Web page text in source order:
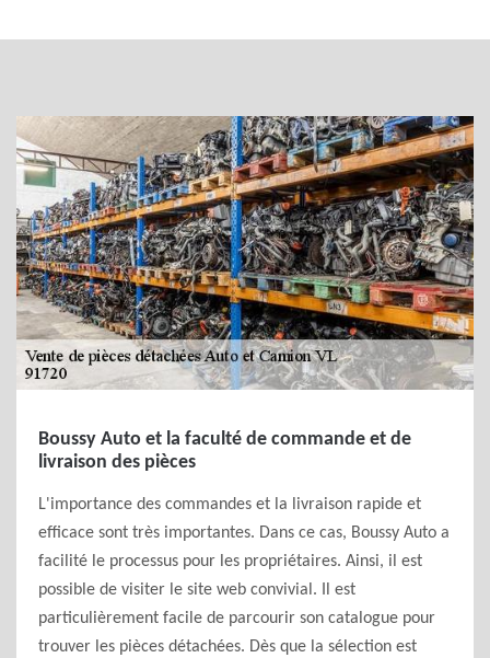
Boussy Auto et la faculté de commande et de
livraison des pièces
L'importance des commandes et la livraison rapide et
efficace sont très importantes. Dans ce cas, Boussy Auto a
facilité le processus pour les propriétaires. Ainsi, il est
possible de visiter le site web convivial. Il est
particulièrement facile de parcourir son catalogue pour
trouver les pièces détachées. Dès que la sélection est